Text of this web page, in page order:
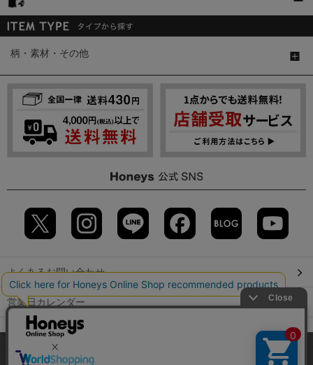
柄・素材・その他
よくあるお問い合わせ
営業日カレンダー
店舗検索
GLOBAL GUIDE（海外からご利用のお客様）
当サイトでは、サイトの利便性向上のため、クッキー(Cookie)を使
用しています。詳しくは「
」をご覧くださ